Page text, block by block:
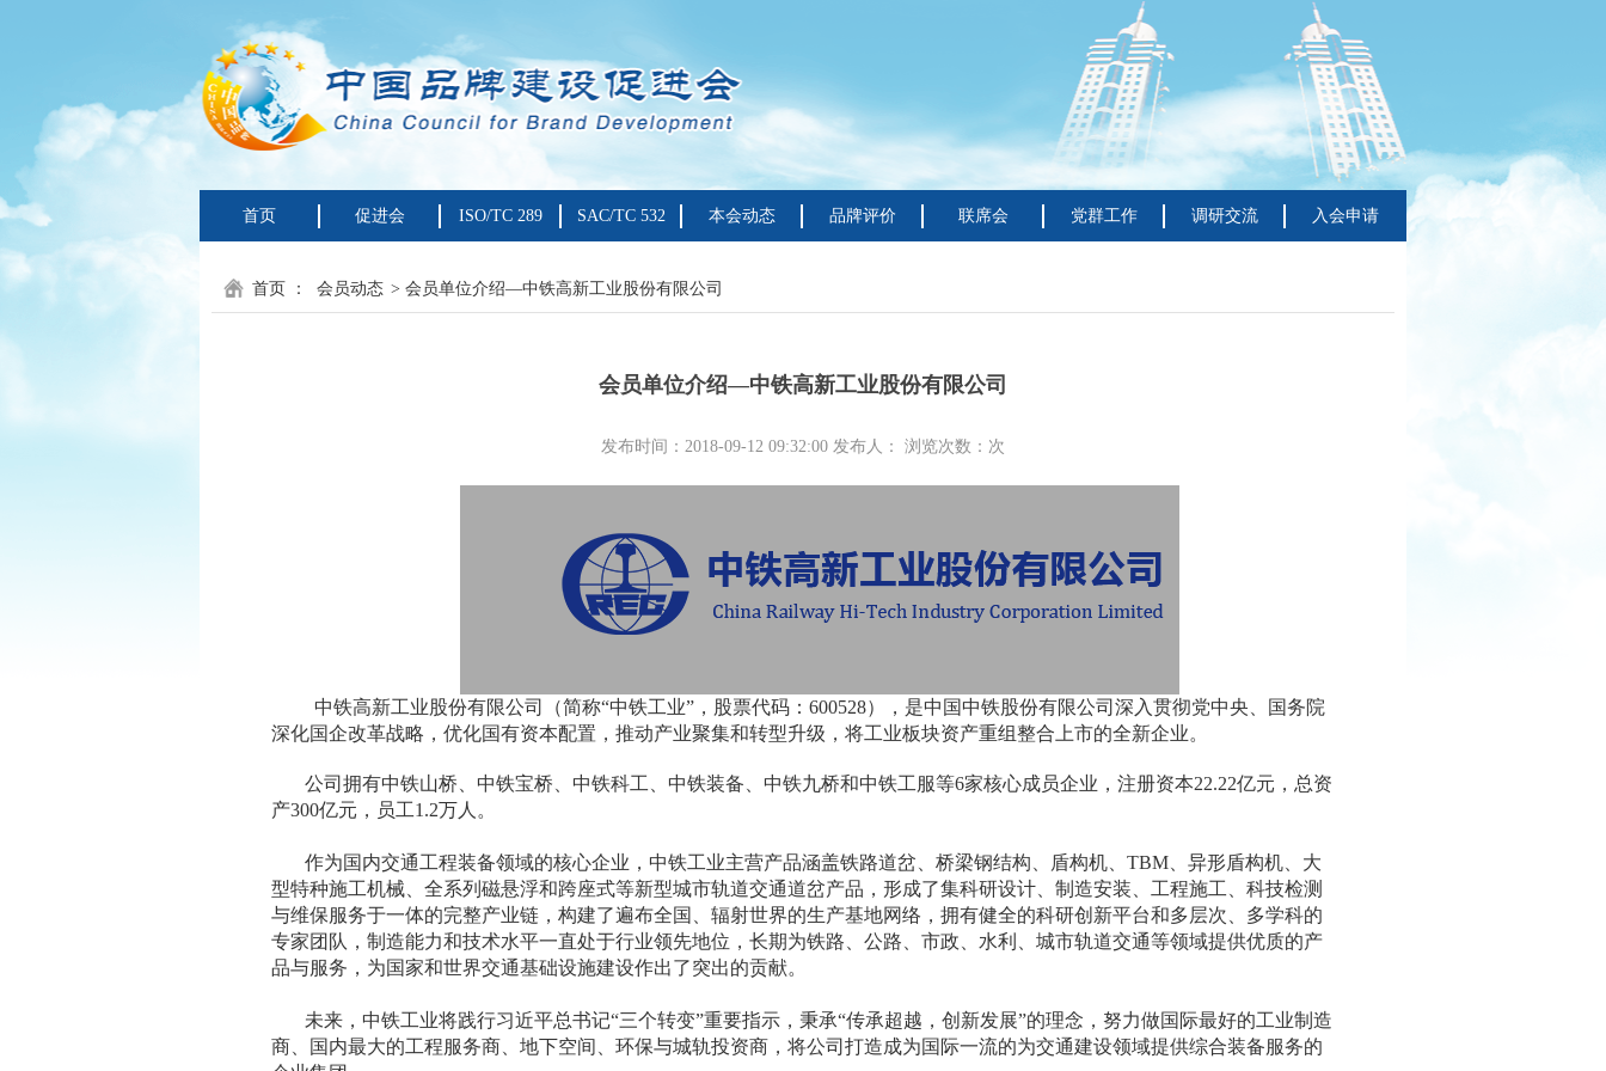
首页 促进会 ISO/TC 289 SAC/TC 532 本会动态 品牌评价 联席会 党群工作 调研交流 入会申请
首页 ： 会员动态 > 会员单位介绍—中铁高新工业股份有限公司
会员单位介绍—中铁高新工业股份有限公司
发布时间：2018-09-12 09:32:00 发布人： 浏览次数： 次
中铁高新工业股份有限公司（简称“中铁工业”，股票代码：600528），是中国中铁股份有限公司深入贯彻党中央、国务院
深化国企改革战略，优化国有资本配置，推动产业聚集和转型升级，将工业板块资产重组整合上市的全新企业。
公司拥有中铁山桥、中铁宝桥、中铁科工、中铁装备、中铁九桥和中铁工服等6家核心成员企业，注册资本22.22亿元，总资
产300亿元，员工1.2万人。
作为国内交通工程装备领域的核心企业，中铁工业主营产品涵盖铁路道岔、桥梁钢结构、盾构机、TBM、异形盾构机、大
型特种施工机械、全系列磁悬浮和跨座式等新型城市轨道交通道岔产品，形成了集科研设计、制造安装、工程施工、科技检测
与维保服务于一体的完整产业链，构建了遍布全国、辐射世界的生产基地网络，拥有健全的科研创新平台和多层次、多学科的
专家团队，制造能力和技术水平一直处于行业领先地位，长期为铁路、公路、市政、水利、城市轨道交通等领域提供优质的产
品与服务，为国家和世界交通基础设施建设作出了突出的贡献。
未来，中铁工业将践行习近平总书记“三个转变”重要指示，秉承“传承超越，创新发展”的理念，努力做国际最好的工业制造
商、国内最大的工程服务商、地下空间、环保与城轨投资商，将公司打造成为国际一流的为交通建设领域提供综合装备服务的